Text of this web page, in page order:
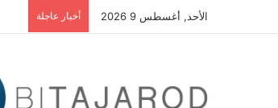
الأحد, أغسطس 9 2026 أخبار عاجلة